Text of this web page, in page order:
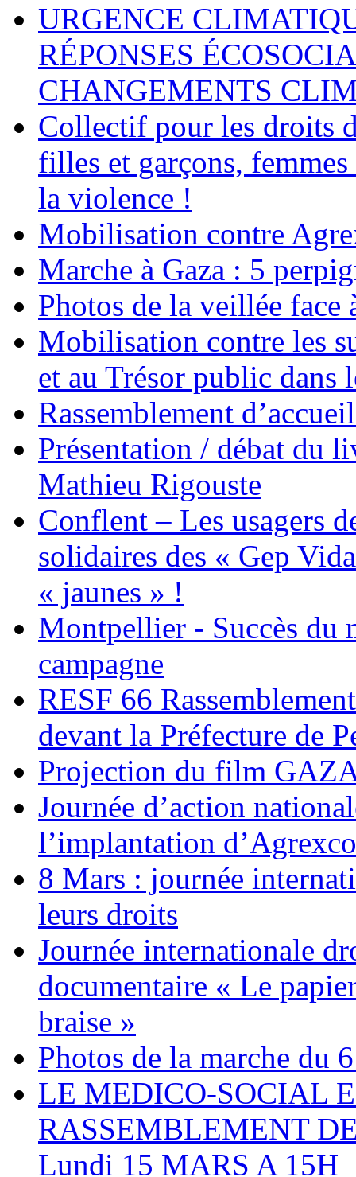
URGENCE
RÉPONSES
CHANGEMENTS
Collectif pour les droits
filles et garçons,
la violence !
Mobilisation contre
Marche à Gaza : 5
Photos de la veillée face
Mobilisation contre les
et au Trésor public dans
Rassemblement
Présentation / débat du
Mathieu Rigouste
Conflent – Les usagers
solidaires des « Gep
« jaunes » !
Montpellier - Succès du
campagne
RESF 66
devant la Préfecture de
Projection du film
Journée d’action
l’implantation d’Agrexco
8 Mars : journée
leurs droits
Journée internationale
documentaire « Le
braise »
Photos de la marche du
LE MEDICO-SOCIAL
RASSEMBLEMENT
Lundi 15 MARS A 15H